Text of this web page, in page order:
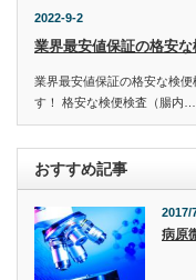
2022-9-2
業界最安値保証の格安な
業界最安値保証の格安な検
す！ 格安な検便検査（腸内…
おすすめ記事
2017/
病原